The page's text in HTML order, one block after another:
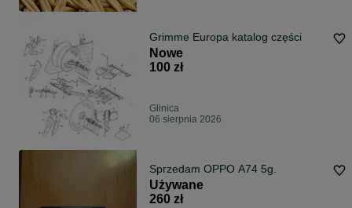
Grimme Europa katalog części
Nowe
100 zł
Glinica
06 sierpnia 2026
Sprzedam OPPO A74 5g.
Używane
260 zł